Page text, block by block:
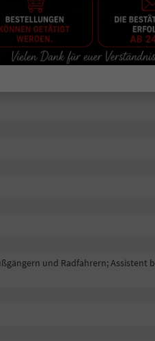
und Radfahrern; Assistent